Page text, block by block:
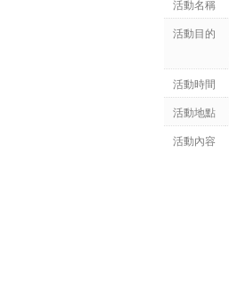
活動名稱
活動目的
活動時間
活動地點
活動內容